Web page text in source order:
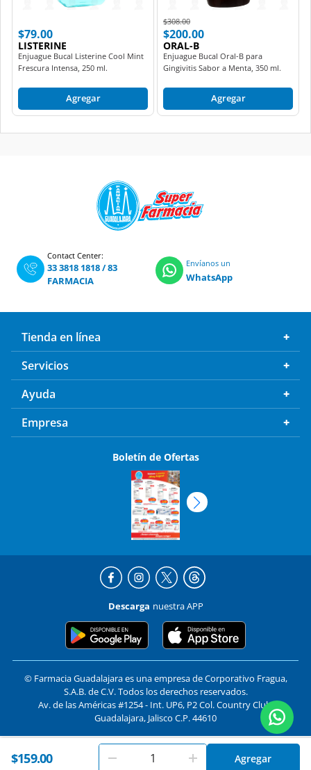
$159.00 Agregar
$79.00
LISTERINE
Enjuague Bucal Listerine Cool Mint
Frescura Intensa, 250 ml.
Agregar
Price reduced from
$308.00to
$200.00
ORAL-B
Enjuague Bucal Oral-B para
Gingivitis Sabor a Menta, 350 ml.
Agregar
Contact Center:
33 3818 1818/83
FARMACIA
Envíanos un
WhatsApp
Tienda en línea
Servicios
Ayuda
Empresa
Boletín de Ofertas
Descarga nuestra APP
© Farmacia Guadalajara es una empresa de Corporativo Fragua,
S.A.B. de C.V. Todos los derechos reservados.
Av. de las Américas #1254 - Int. UP6, P2 Col. Country Club,
Guadalajara, Jalisco C.P. 44610
Formas de pago y compra segura
EnFarmacias Guadalajara
utilizamos cookies. Al utilizar
este sitio, aceptas nuestros
términos y condiciones Aceptar